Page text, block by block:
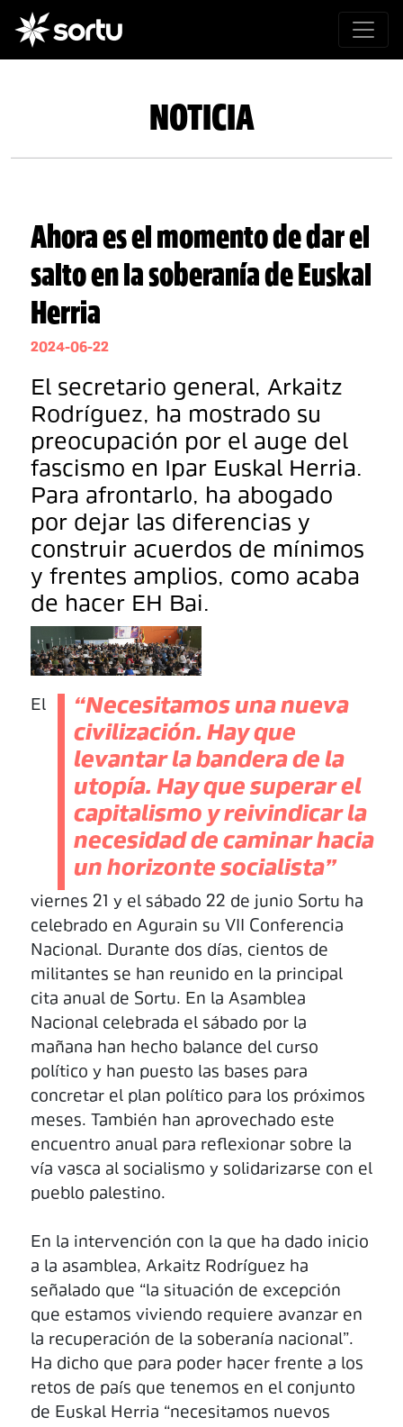
NOTICIA
Ahora es el momento de dar el
salto en la soberanía de Euskal
Herria
2024-06-22
El secretario general, Arkaitz
Rodríguez, ha mostrado su
preocupación por el auge del
fascismo en Ipar Euskal Herria.
Para afrontarlo, ha abogado
por dejar las diferencias y
construir acuerdos de mínimos
y frentes amplios, como acaba
de hacer EH Bai.
“Necesitamos una nueva
civilización. Hay que
levantar la bandera de la
utopía. Hay que superar el
capitalismo y reivindicar la
necesidad de caminar hacia
un horizonte socialista”
El
viernes 21 y el sábado 22 de junio Sortu ha
celebrado en Agurain su VII Conferencia
Nacional. Durante dos días, cientos de
militantes se han reunido en la principal
cita anual de Sortu. En la Asamblea
Nacional celebrada el sábado por la
mañana han hecho balance del curso
político y han puesto las bases para
concretar el plan político para los próximos
meses. También han aprovechado este
encuentro anual para reflexionar sobre la
vía vasca al socialismo y solidarizarse con el
pueblo palestino.
En la intervención con la que ha dado inicio
a la asamblea, Arkaitz Rodríguez ha
señalado que “la situación de excepción
que estamos viviendo requiere avanzar en
la recuperación de la soberanía nacional”.
Ha dicho que para poder hacer frente a los
retos de país que tenemos en el conjunto
de Euskal Herria “necesitamos nuevos